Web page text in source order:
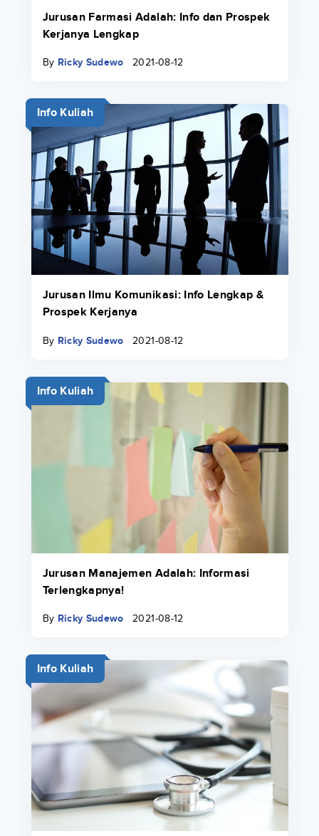
Jurusan Farmasi Adalah: Info dan Prospek
Kerjanya Lengkap
By Ricky Sudewo 2021-08-12
Info Kuliah
Jurusan Ilmu Komunikasi: Info Lengkap &
Prospek Kerjanya
By Ricky Sudewo 2021-08-12
Info Kuliah
Jurusan Manajemen Adalah: Informasi
Terlengkapnya!
By Ricky Sudewo 2021-08-12
Info Kuliah